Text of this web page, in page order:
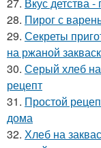
28. Пирог с
29. Секреты
на ржаной
30. Серый хлеб
рецепт
31. Простой
дома
32. Хлеб на